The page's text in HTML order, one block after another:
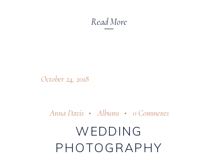
Read More
October 24, 2018
Anna Davis Albums 0 Comments
WEDDING
PHOTOGRAPHY